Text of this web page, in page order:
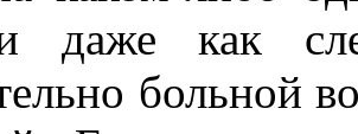
даже как
больной